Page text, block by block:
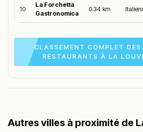
10
La Forchetta
Gastronomica
0.34 km
CLASSEMENT COMPLET DES
RESTAURANTS À LA
Autres villes à proximité de